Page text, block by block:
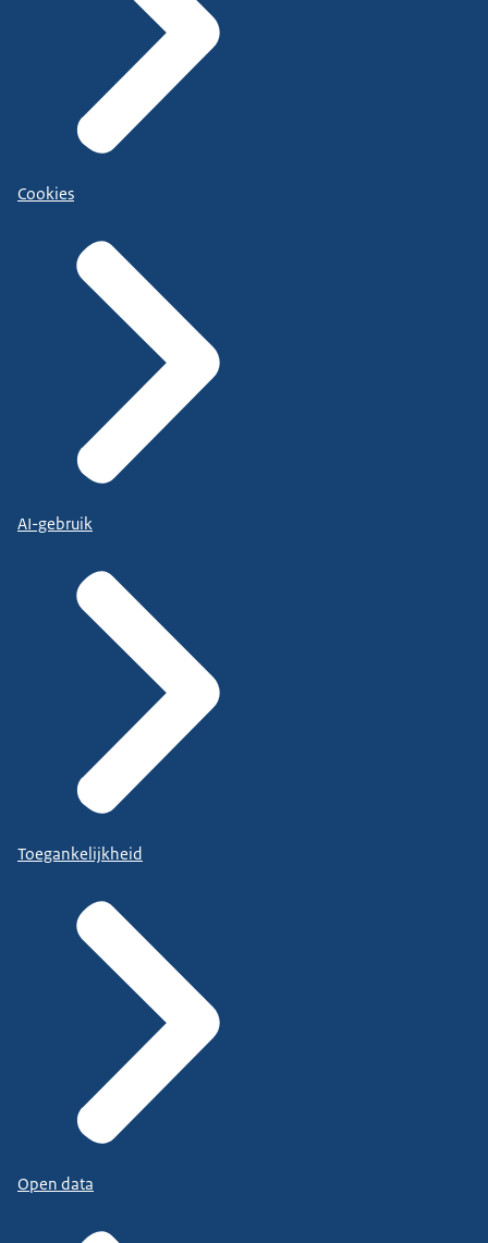
Cookies
AI-gebruik
Toegankelijkheid
Open data